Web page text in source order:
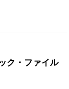
ク・ファイル